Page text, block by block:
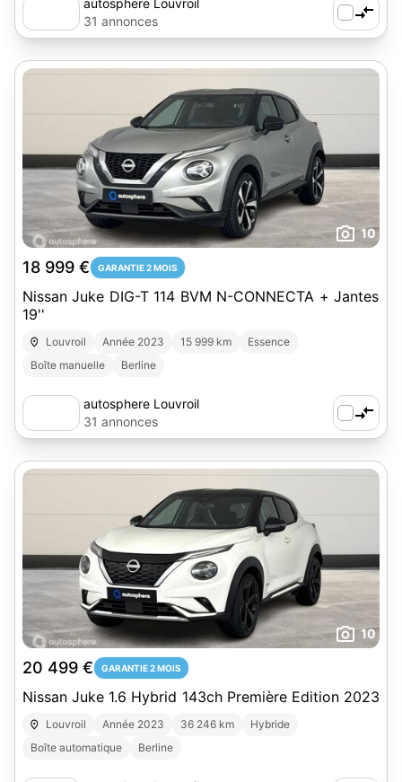
autosphere Louvroil
31 annonces
10
18 999 € GARANTIE 2 MOIS
Nissan Juke DIG-T 114 BVM N-CONNECTA + Jantes
19''
Louvroil Année 2023 15 999 km
Essence
Boîte manuelle
Berline
autosphere Louvroil
31 annonces
10
20 499 € GARANTIE 2 MOIS
Nissan Juke 1.6 Hybrid 143ch Première Edition 2023
Louvroil Année 2023 36 246 km
Hybride
Boîte automatique
Berline